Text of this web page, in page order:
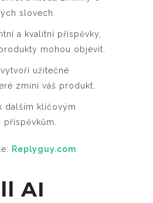
slovech.
a kvalitní příspěvky,
mohou objevit.
užitečné
zmíní váš produkt.
dalším klíčovým
příspěvkům.
Replyguy.com
AI